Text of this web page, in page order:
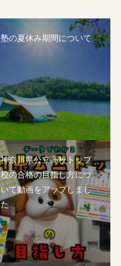
塾の夏休み期間について
神奈川県公立高校トップ
校の合格の目指し方につ
いて動画をアップしまし
た